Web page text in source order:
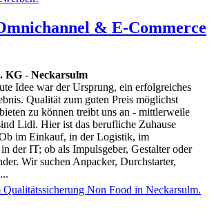
& E-Commerce
KG - Neckarsulm
Idee war der Ursprung, ein erfolgreiches
Qualität zum guten Preis möglichst
zu können treibt uns an - mittlerweile
Lidl. Hier ist das berufliche Zuhause
im Einkauf, in der Logistik, im
der IT; ob als Impulsgeber, Gestalter oder
Wir suchen Anpacker, Durchstarter,